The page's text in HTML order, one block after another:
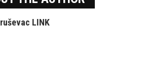
LINK